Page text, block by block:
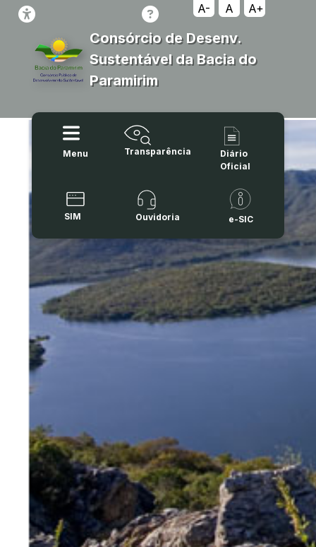
A- A A+
Consórcio de Desenv.
Sustentável da Bacia do
Paramirim
Menu Transparência
Diário
Oficial
SIM Ouvidoria e-SIC